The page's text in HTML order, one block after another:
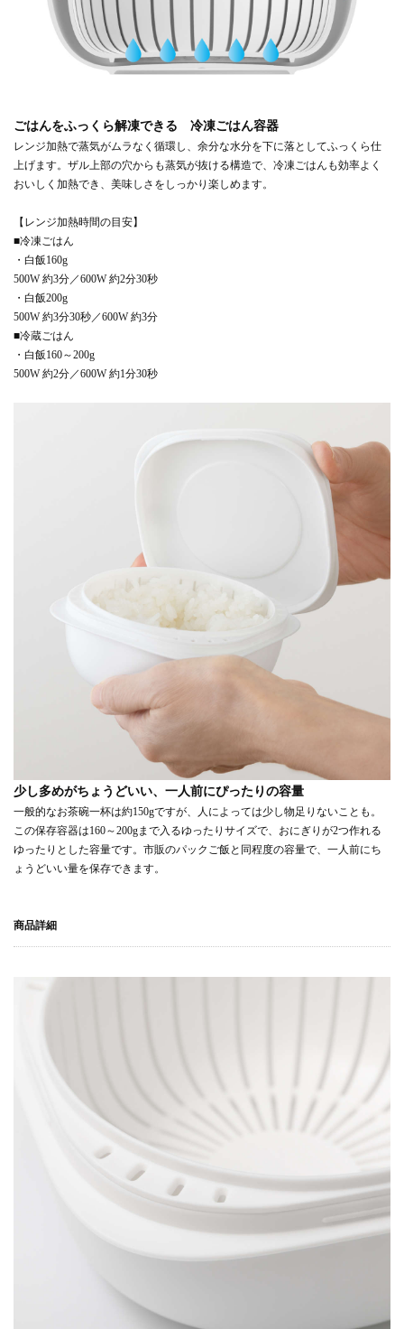
ごはんをふっくら解凍できる 冷凍ごはん容器
レンジ加熱で蒸気がムラなく循環し、余分な水分を下に落としてふっくら仕
上げます。ザル上部の穴からも蒸気が抜ける構造で、冷凍ごはんも効率よく
おいしく加熱でき、美味しさをしっかり楽しめます。
【レンジ加熱時間の目安】
■冷凍ごはん
・白飯160g
500W 約3分／600W 約2分30秒
・白飯200g
500W 約3分30秒／600W 約3分
■冷蔵ごはん
・白飯160～200g
500W 約2分／600W 約1分30秒
少し多めがちょうどいい、一人前にぴったりの容量
一般的なお茶碗一杯は約150gですが、人によっては少し物足りないことも。
この保存容器は160～200gまで入るゆったりサイズで、おにぎりが2つ作れる
ゆったりとした容量です。市販のパックご飯と同程度の容量で、一人前にち
ょうどいい量を保存できます。
商品詳細